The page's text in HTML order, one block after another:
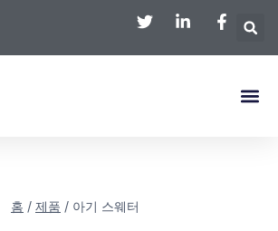
홈 / 제품 / 아기 스웨터